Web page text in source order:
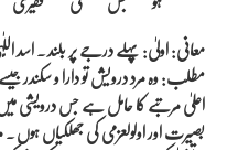
معانی: اولیٰ: پہلے درجے پر بلند ۔
مطلب: وہ مرد درویش تو دارا و سکندر
اعلیٰ مرتبے کا حامل ہے جس درویشی میں
بصیرت اور اولولعزمی کی جھلکیاں